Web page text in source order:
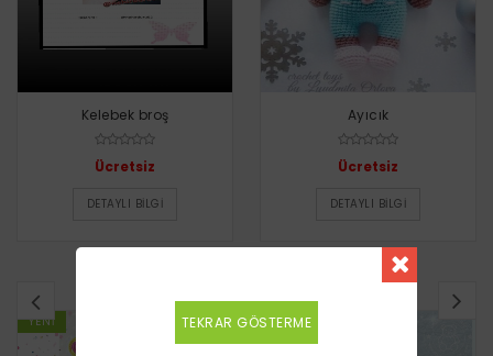
Kelebek broş
Ücretsiz
DETAYLI BILGI
Ayıcık
Ücretsiz
DETAYLI BILGI
YENI YENI
TEKRAR GÖSTERME